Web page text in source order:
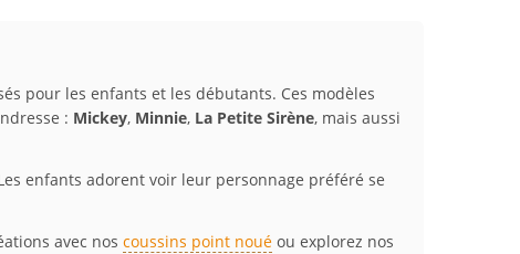
pour les enfants et les débutants. Ces modèles
: Mickey, Minnie, La Petite Sirène, mais aussi
enfants adorent voir leur personnage préféré se
avec nos coussins point noué ou explorez nos